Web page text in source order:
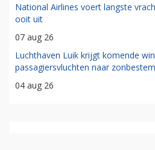
National Airlines voert langste
ooit uit
07 aug 26
Luchthaven Luik krijgt komende
passagiersvluchten naar
04 aug 26